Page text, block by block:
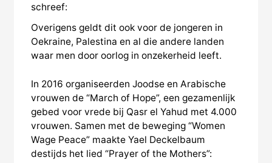
schreef:
Overigens geldt dit ook voor de jongeren in
Oekraine, Palestina en al die andere landen
waar men door oorlog in onzekerheid leeft.
In 2016 organiseerden Joodse en Arabische
vrouwen de “March of Hope”, een gezamenlijk
gebed voor vrede bij Qasr el Yahud met 4.000
vrouwen. Samen met de beweging “Women
Wage Peace” maakte Yael Deckelbaum
destijds het lied “Prayer of the Mothers”: